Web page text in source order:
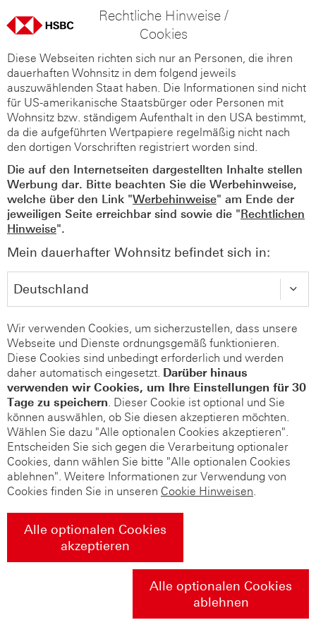
Rechtliche Hinweise /
Cookies
Diese Webseiten richten sich nur an Personen, die ihren
dauerhaften Wohnsitz in dem folgend jeweils
auszuwählenden Staat haben. Die Informationen sind nicht
für US-amerikanische Staatsbürger oder Personen mit
Wohnsitz bzw. ständigem Aufenthalt in den USA bestimmt,
da die aufgeführten Wertpapiere regelmäßig nicht nach
den dortigen Vorschriften registriert worden sind.
Die auf den Internetseiten dargestellten Inhalte stellen
Werbung dar. Bitte beachten Sie die Werbehinweise,
welche über den Link "Werbehinweise" am Ende der
jeweiligen Seite erreichbar sind sowie die "Rechtlichen
Hinweise".
Mein dauerhafter Wohnsitz befindet sich in:
Wir verwenden Cookies, um sicherzustellen, dass unsere
Webseite und Dienste ordnungsgemäß funktionieren.
Diese Cookies sind unbedingt erforderlich und werden
daher automatisch eingesetzt. Darüber hinaus
verwenden wir Cookies, um Ihre Einstellungen für 30
Tage zu speichern. Dieser Cookie ist optional und Sie
können auswählen, ob Sie diesen akzeptieren möchten.
Wählen Sie dazu "Alle optionalen Cookies akzeptieren".
Entscheiden Sie sich gegen die Verarbeitung optionaler
Cookies, dann wählen Sie bitte "Alle optionalen Cookies
ablehnen". Weitere Informationen zur Verwendung von
Cookies finden Sie in unseren Cookie Hinweisen.
Alle optionalen Cookies
akzeptieren
Alle optionalen Cookies
ablehnen